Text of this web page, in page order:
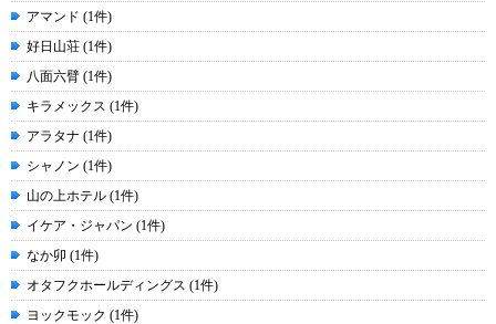
アマンド (1件)
好日山荘 (1件)
八面六臂 (1件)
キラメックス (1件)
アラタナ (1件)
シャノン (1件)
山の上ホテル (1件)
イケア・ジャパン (1件)
なか卯 (1件)
オタフクホールディングス (1件)
ヨックモック (1件)